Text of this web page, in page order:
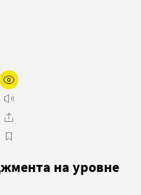
на уровне